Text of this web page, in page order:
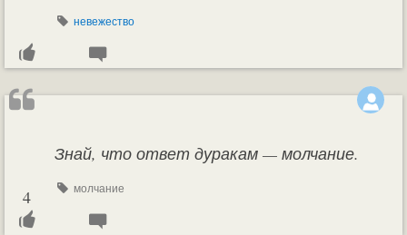
невежество
Знай, что ответ дуракам — молчание.
молчание
4